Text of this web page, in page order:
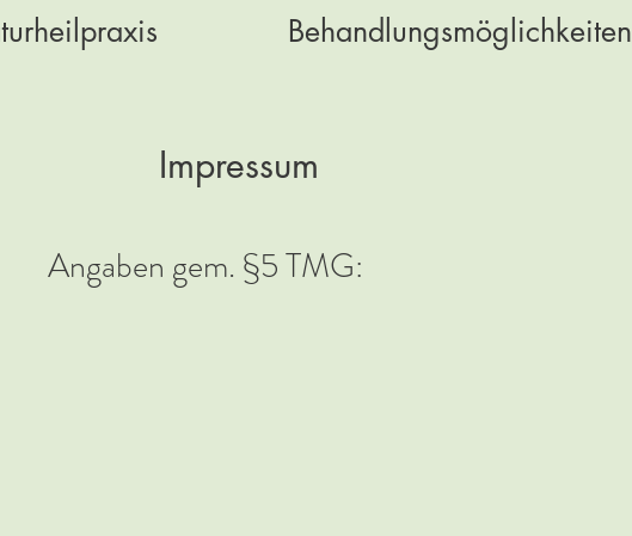
Behandlungsmöglichkeiten
Impressum
Angaben gem. §5 TMG: